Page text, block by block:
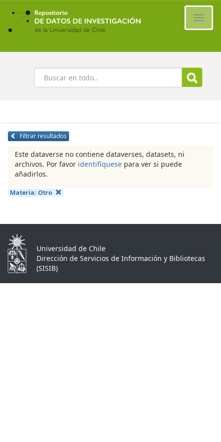
Ir
contenido
principal
Buscar
Filtrar resultados
Este dataverse no contiene dataverses, datasets, ni
archivos. Por favor identifíquese para ver si puede
añadirlos.
Materia: Otro
Universidad de Chile
Dirección de Servicios de Información y Bibliotecas
(SISIB)